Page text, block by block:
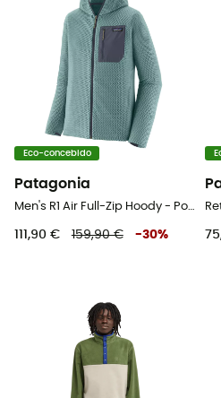
Eco-concebido
Patagonia
111,90 € 159,90 € -30%